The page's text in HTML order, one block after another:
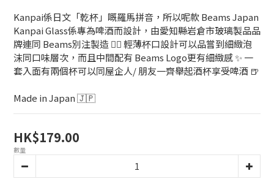
Kanpai係日文「乾杯」嘅羅馬拼音，所以呢款 Beams Japan
Kanpai Glass係專為啤酒而設計，由愛知縣岩倉市玻璃製品品
牌連同 Beams別注製造 ✍🏻 輕薄杯口設計可以品嘗到細緻泡
沫同口味層次，而且中間配有 Beams Logo更有細緻感 ✨ 一
套入面有兩個杯可以同屋企人/ 朋友一齊舉起酒杯享受啤酒 🍺
Made in Japan 🇯🇵
HK$179.00
數量